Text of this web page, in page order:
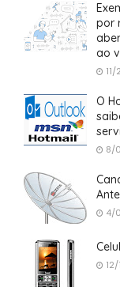
por
ao
O
8/
4/